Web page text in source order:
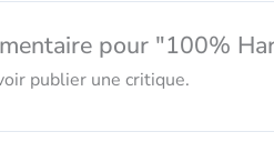
pour "100%
publier une critique.